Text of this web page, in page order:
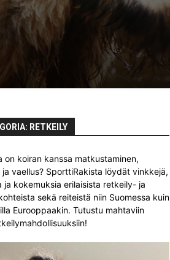
RETKEILY
on koiran kanssa matkustaminen,
vaellus? SporttiRakista löydät vinkkejä,
ja kokemuksia erilaisista retkeily- ja
sekä reiteistä niin Suomessa kuin
Eurooppaakin. Tutustu mahtaviin